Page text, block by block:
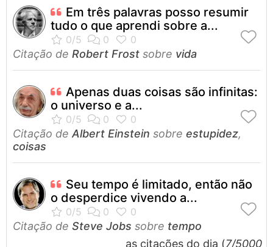
Em três palavras posso resumir
tudo o que aprendi sobre a...
Citação de Robert Frost sobre vida
Apenas duas coisas são infinitas:
o universo e a...
Citação de Albert Einstein sobre estupidez,
coisas
Seu tempo é limitado, então não
o desperdice vivendo a...
Citação de Steve Jobs sobre tempo
as citações do dia (7/5000